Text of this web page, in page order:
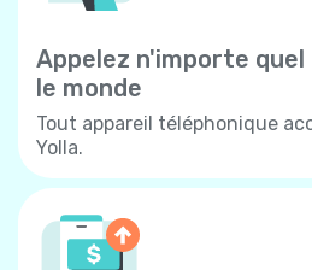
Appelez n'importe
le monde
Tout appareil téléphonique
Yolla.